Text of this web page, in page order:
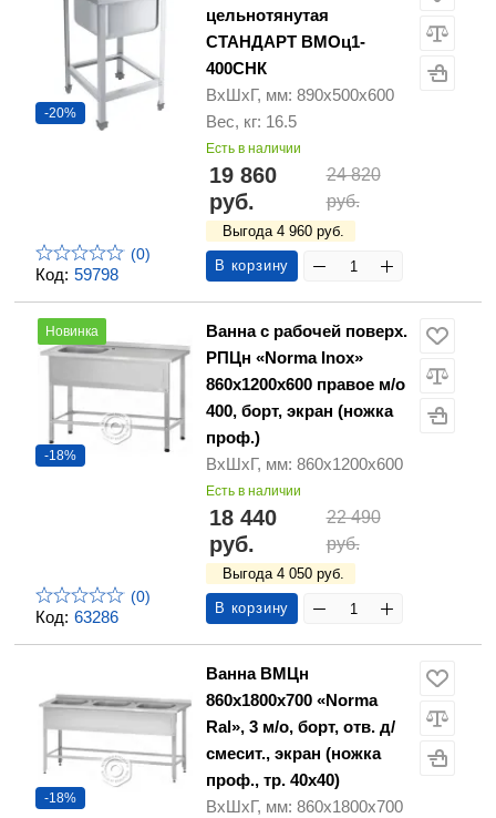
Код: 59798
-20%
(0)
цельнотянутая
СТАНДАРТ ВМОц1-
400СНК
ВхШхГ, мм: 890х500х600
Вес, кг: 16.5
Есть в наличии
19 860
руб.
24 820
руб.
Выгода 4 960 руб.
В корзину
Код: 63286
Новинка
-18%
(0)
Ванна с рабочей поверх.
РПЦн «Norma Inox»
860х1200х600 правое м/о
400, борт, экран (ножка
проф.)
ВхШхГ, мм: 860х1200х600
Есть в наличии
18 440
руб.
22 490
руб.
Выгода 4 050 руб.
В корзину
-18%
Ванна ВМЦн
860х1800х700 «Norma
Ral», 3 м/о, борт, отв. д/
смесит., экран (ножка
проф., тр. 40х40)
ВхШхГ, мм: 860х1800х700